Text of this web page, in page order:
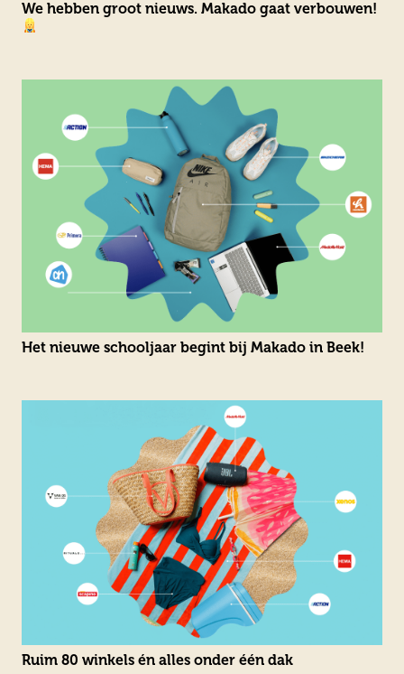
We hebben groot nieuws. Makado gaat verbouwen!
Het nieuwe schooljaar begint bij Makado in Beek!
Ruim 80 winkels én alles onder één dak